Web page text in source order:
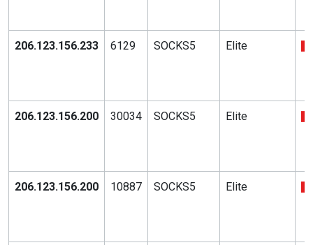
206.123.156.233 6129 SOCKS5 Elite
206.123.156.200 30034 SOCKS5 Elite
206.123.156.200 10887 SOCKS5 Elite